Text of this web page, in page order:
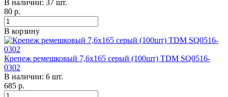
В наличии: 37 шт.
80 р.
В корзину
Крепеж ремешковый 7,6х165 серый (100шт) TDM SQ0516-
0302
В наличии: 6 шт.
685 р.